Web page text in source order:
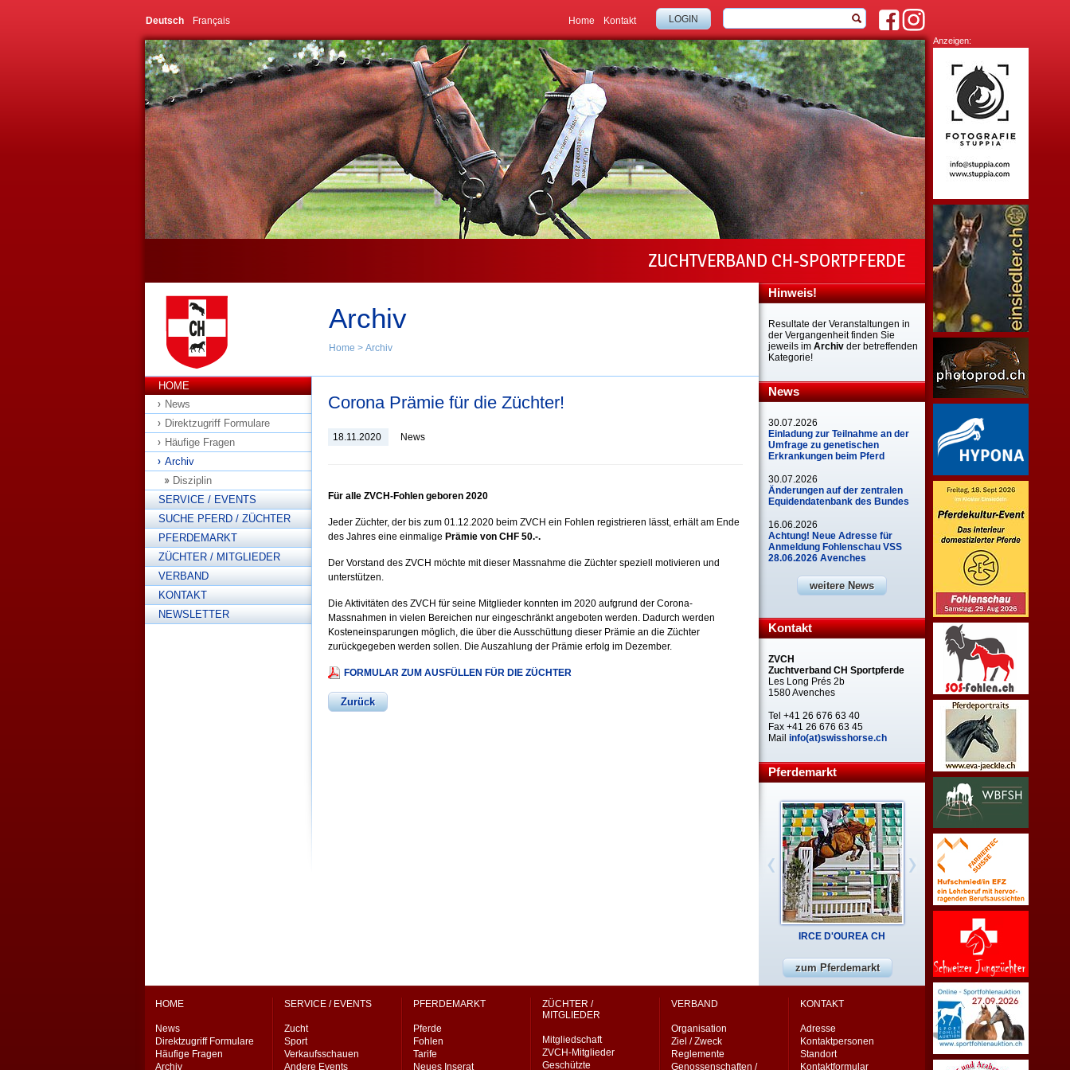
Deutsch Français LOGIN
Home Kontakt
ZUCHTVERBAND CH-SPORTPFERDE
Archiv
Home > Archiv
HOME
News
Direktzugriff Formulare
Häufige Fragen
Archiv
Disziplin
SERVICE / EVENTS
SUCHE PFERD / ZÜCHTER
PFERDEMARKT
ZÜCHTER / MITGLIEDER
VERBAND
KONTAKT
NEWSLETTER
Corona Prämie für die Züchter!
18.11.2020 News
Für alle ZVCH-Fohlen geboren 2020
Jeder Züchter, der bis zum 01.12.2020 beim ZVCH ein Fohlen registrieren lässt, erhält am Ende
des Jahres eine einmalige Prämie von CHF 50.-.
Der Vorstand des ZVCH möchte mit dieser Massnahme die Züchter speziell motivieren und
unterstützen.
Die Aktivitäten des ZVCH für seine Mitglieder konnten im 2020 aufgrund der Corona-
Massnahmen in vielen Bereichen nur eingeschränkt angeboten werden. Dadurch werden
Kosteneinsparungen möglich, die über die Ausschüttung dieser Prämie an die Züchter
zurückgegeben werden sollen. Die Auszahlung der Prämie erfolg im Dezember.
FORMULAR ZUM AUSFÜLLEN FÜR DIE ZÜCHTER
Zurück
Hinweis!
Resultate der Veranstaltungen in
der Vergangenheit finden Sie
jeweils im Archiv der betreffenden
Kategorie!
News
30.07.2026
Einladung zur Teilnahme an der
Umfrage zu genetischen
Erkrankungen beim Pferd
30.07.2026
Änderungen auf der zentralen
Equidendatenbank des Bundes
16.06.2026
Achtung! Neue Adresse für
Anmeldung Fohlenschau VSS
28.06.2026 Avenches
weitere News
Kontakt
ZVCH
Zuchtverband CH Sportpferde
Les Long Prés 2b
1580 Avenches
Tel +41 26 676 63 40
Fax +41 26 676 63 45
Mail info(at)swisshorse.ch
Pferdemarkt
IRCE D'OUREA CH
zum Pferdemarkt
HOME
News
Direktzugriff Formulare
Häufige Fragen
Archiv
SERVICE / EVENTS
Zucht
Sport
Verkaufsschauen
Andere Events
PFERDEMARKT
Pferde
Fohlen
Tarife
Neues Inserat
ZÜCHTER /
MITGLIEDER
Mitgliedschaft
ZVCH-Mitglieder
Geschützte
VERBAND
Organisation
Ziel / Zweck
Reglemente
Genossenschaften /
KONTAKT
Adresse
Kontaktpersonen
Standort
Kontaktformular
Anzeigen: